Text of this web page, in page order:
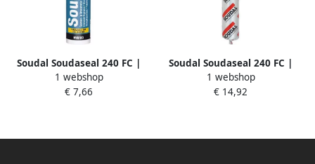
Soudal Soudaseal 240 FC |
Lijmkit | Zwart | 290 ml
104925
1 webshop
€ 7,66
Soudal Soudaseal 240 FC |
Lijmkit | Wit | 600 ml 101809
1 webshop
€ 14,92